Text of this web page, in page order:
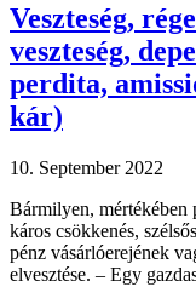
Veszteség,
veszteség,
perdita,
kár)
10. September 2022
Bármilyen, mértékében
káros csökkenés,
pénz vásárlóerejének
elvesztése. – Egy